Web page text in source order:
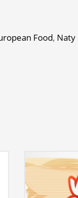
Food, Naty